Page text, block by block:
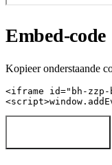
Embed-code
Kopieer onderstaande
<iframe id="bh-